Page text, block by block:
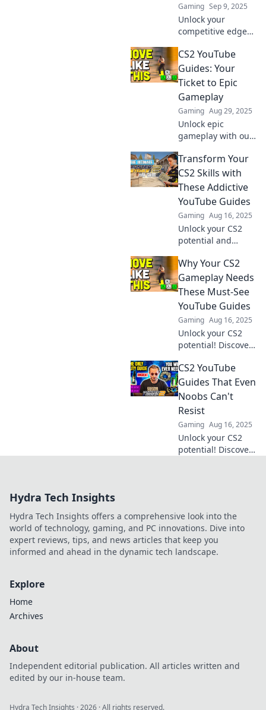
Gaming Sep 9, 2025
Unlock your
competitive edge
our YouTube
guides and elevate
your gameplay to
dominate your
rivals. Don't miss
out!
CS2 YouTube
Guides: Your
Ticket to Epic
Gameplay
Gaming Aug 29, 2025
Unlock epic
gameplay with our
Guides! Discover
tips, tricks, and
strategies to
dominate the
battlefield like a
pro!
Transform Your
CS2 Skills with
These Addictive
YouTube Guides
Gaming Aug 16, 2025
Unlock your CS2
potential and
with these must-
watch YouTube
guides! Dive in and
transform your
gameplay today!
Why Your CS2
Gameplay Needs
These Must-See
YouTube Guides
Gaming Aug 16, 2025
Unlock your CS2
potential! Discover
guides that will
elevate your
gameplay and
leave your
opponents in the
dust.
CS2 YouTube
Guides That Even
Noobs Can't
Resist
Gaming Aug 16, 2025
Unlock your CS2
potential! Discover
your gameplay
instantly!
Hydra Tech Insights
Hydra Tech Insights offers a comprehensive look into the
world of technology, gaming, and PC innovations. Dive into
expert reviews, tips, and news articles that keep you
informed and ahead in the dynamic tech landscape.
Explore
Home
Archives
About
Independent editorial publication. All articles written and
edited by our in-house team.
Hydra Tech Insights ·2026 · All rights reserved.